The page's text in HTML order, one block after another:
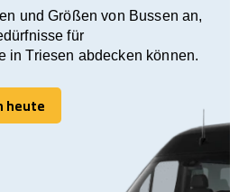
und Größen von Bussen an,
für
in Triesen abdecken können.
heute
heute